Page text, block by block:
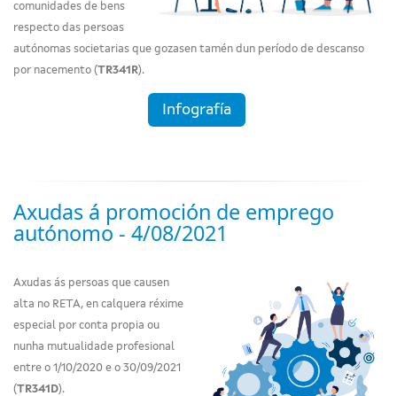
comunidades de bens
respecto das persoas
autónomas societarias que gozasen tamén dun período de descanso
por nacemento (TR341R).
Infografía
Axudas á promoción de emprego
autónomo - 4/08/2021
Axudas ás persoas que causen
alta no RETA, en calquera réxime
especial por conta propia ou
nunha mutualidade profesional
entre o 1/10/2020 e o 30/09/2021
(TR341D).